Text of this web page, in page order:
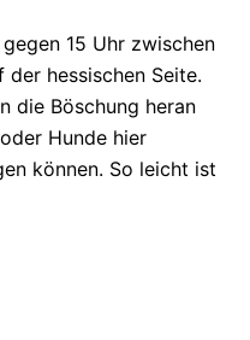
15 Uhr zwischen
hessischen Seite.
die Böschung heran
Hunde hier
können. So leicht ist